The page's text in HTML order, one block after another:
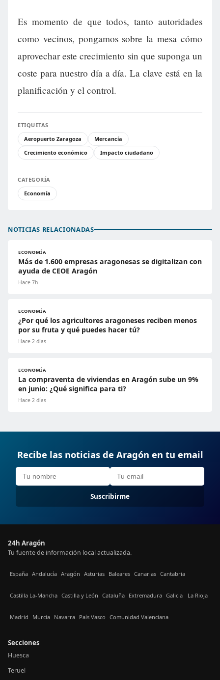
Es momento de que todos, tanto autoridades
como vecinos, pongamos sobre la mesa cómo
aprovechar este crecimiento sin que suponga un
coste para nuestro día a día. La clave está en la
planificación y el control.
ETIQUETAS
Aeropuerto Zaragoza
Mercancía
Crecimiento económico
Impacto ciudadano
CATEGORÍA
Economía
NOTICIAS RELACIONADAS
ECONOMÍA
Más de 1.600 empresas aragonesas se digitalizan con
ayuda de CEOE Aragón
Hace 7h
ECONOMÍA
¿Por qué los agricultores aragoneses reciben menos
por su fruta y qué puedes hacer tú?
Hace 2 días
ECONOMÍA
La compraventa de viviendas en Aragón sube un 9%
en junio: ¿Qué significa para ti?
Hace 2 días
Recibe las noticias de Aragón en tu email
Suscribirme
24h Aragón
Tu fuente de información local actualizada.
España Andalucía Aragón Asturias Baleares Canarias Cantabria
Castilla La-Mancha Castilla y León Cataluña Extremadura Galicia La Rioja
Madrid Murcia Navarra País Vasco Comunidad Valenciana
Secciones
Huesca
Teruel